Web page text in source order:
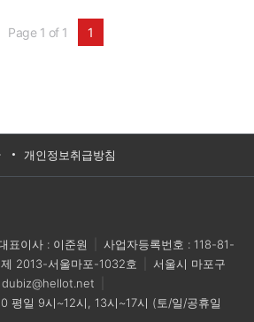
의 사이즈가 여러 종류인 곳에서 사용할 수 있다.
기업명 : 아미쿠스홈페이지
Page 1 of 1 1
개인정보취급방침
표이사 : 이준원
사업자등록번호 : 118-81-
2013-서울마포-1032호
서울시 마포구
dubiz@hellot.net
평일 9시~12시, 13시~17시 (토/일/공휴일